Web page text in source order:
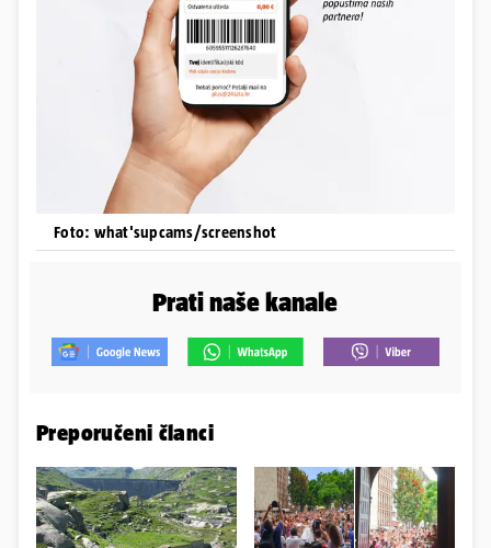
Foto: what'supcams/screenshot
Prati naše kanale
Preporučeni članci